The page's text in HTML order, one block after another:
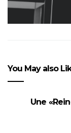
You May also
Une